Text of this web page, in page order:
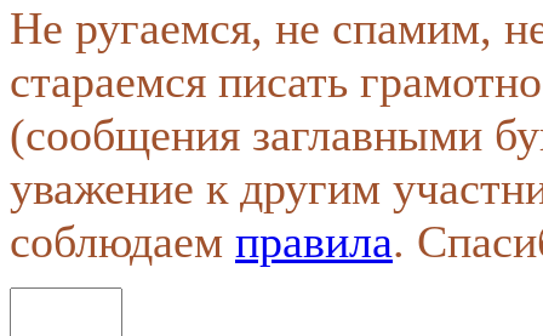
Не ругаемся, не спамим,
стараемся писать
(сообщения заглавными
уважение к другим
соблюдаем правила.